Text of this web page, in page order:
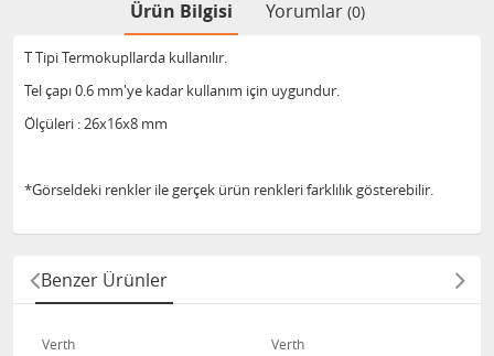
Ürün Bilgisi Yorumlar (0)
T Tipi Termokupllarda kullanılır.
Tel çapı 0.6 mm'ye kadar kullanım için uygundur.
Ölçüleri : 26x16x8 mm
*Görseldeki renkler ile gerçek ürün renkleri farklılık gösterebilir.
Benzer Ürünler
Verth Verth